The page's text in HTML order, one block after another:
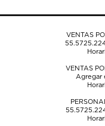
de
de
de
de
de
VENTAS
VENTAS
Agregar